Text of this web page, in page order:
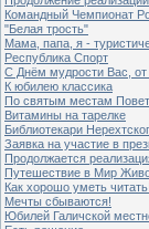
Командный Чемпионат
"Белая трость"
Мама, папа, я -
Республика Спорт
С Днём мудрости Вас,
К юбилею классика
По святым местам
Витамины на тарелке
Библиотекари
Заявка на участие в
Продолжается
Путешествие в Мир
Как хорошо уметь читать!
Мечты сбываются!
Юбилей Галичской